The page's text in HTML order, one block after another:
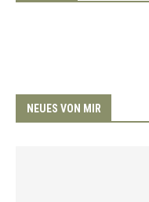
NEUES VON MIR